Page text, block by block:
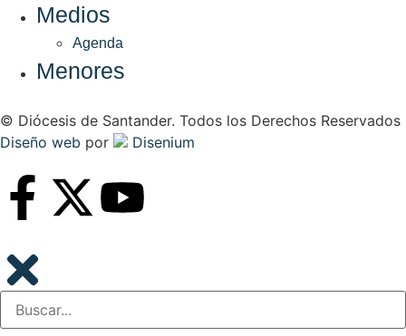
Medios
Agenda
Menores
© Diócesis de Santander. Todos los Derechos Reservados
Diseño web por Disenium